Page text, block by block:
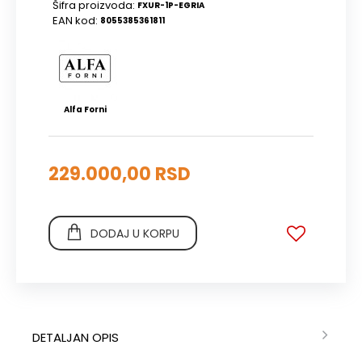
Šifra proizvoda: FXUR-1P-EGRIA
EAN kod: 8055385361811
Alfa Forni
229.000,00 RSD
DODAJ U KORPU
DETALJAN OPIS